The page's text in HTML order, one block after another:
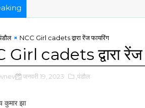
NCC Girl cadets द्वारा रेंज फायरिंग
Girl cadets द्वारा रेंज
जनवरी 19, 2023 ,पंडौल
कुमार झा